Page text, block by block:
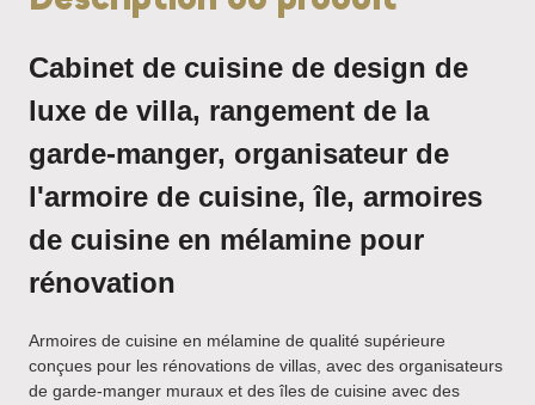
Cabinet de cuisine de design de
luxe de villa, rangement de la
garde-manger, organisateur de
l'armoire de cuisine, île, armoires
de cuisine en mélamine pour
rénovation
Armoires de cuisine en mélamine de qualité supérieure
conçues pour les rénovations de villas, avec des organisateurs
de garde-manger muraux et des îles de cuisine avec des